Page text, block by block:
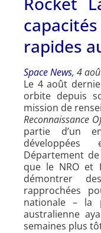
rapides
Space News, 4
Le 4 août
orbite depuis
mission de
Reconnaissance
partie d’un
Département
que le NRO et
démontrer
rapprochées
nationale – la
australienne
semaines plus